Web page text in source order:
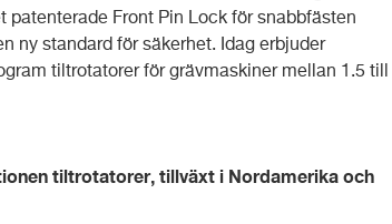
patenterade Front Pin Lock för snabbfästen
ny standard för säkerhet. Idag erbjuder
tiltrotatorer för grävmaskiner mellan 1.5 till
tiltrotatorer, tillväxt i Nordamerika och